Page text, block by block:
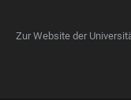
Zur Website der